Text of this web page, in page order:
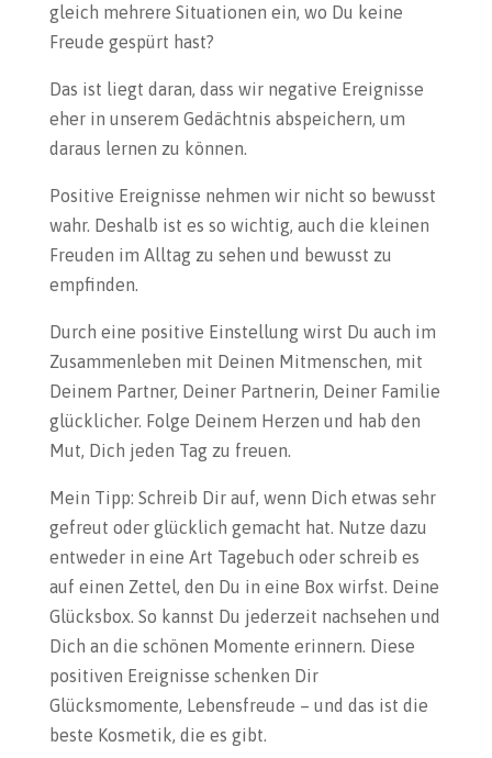
gleich mehrere Situationen ein, wo Du keine
Freude gespürt hast?
Das ist liegt daran, dass wir negative Ereignisse
eher in unserem Gedächtnis abspeichern, um
daraus lernen zu können.
Positive Ereignisse nehmen wir nicht so bewusst
wahr. Deshalb ist es so wichtig, auch die kleinen
Freuden im Alltag zu sehen und bewusst zu
empfinden.
Durch eine positive Einstellung wirst Du auch im
Zusammenleben mit Deinen Mitmenschen, mit
Deinem Partner, Deiner Partnerin, Deiner Familie
glücklicher. Folge Deinem Herzen und hab den
Mut, Dich jeden Tag zu freuen.
Mein Tipp: Schreib Dir auf, wenn Dich etwas sehr
gefreut oder glücklich gemacht hat. Nutze dazu
entweder in eine Art Tagebuch oder schreib es
auf einen Zettel, den Du in eine Box wirfst. Deine
Glücksbox. So kannst Du jederzeit nachsehen und
Dich an die schönen Momente erinnern. Diese
positiven Ereignisse schenken Dir
Glücksmomente, Lebensfreude – und das ist die
beste Kosmetik, die es gibt.